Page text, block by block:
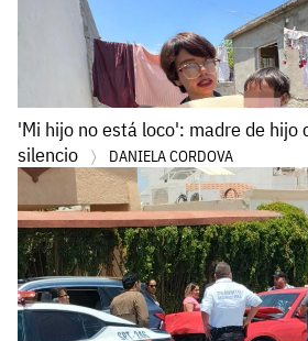
'Mi hijo no está loco': madre de hijo
silencio
DANIELA CORDOVA